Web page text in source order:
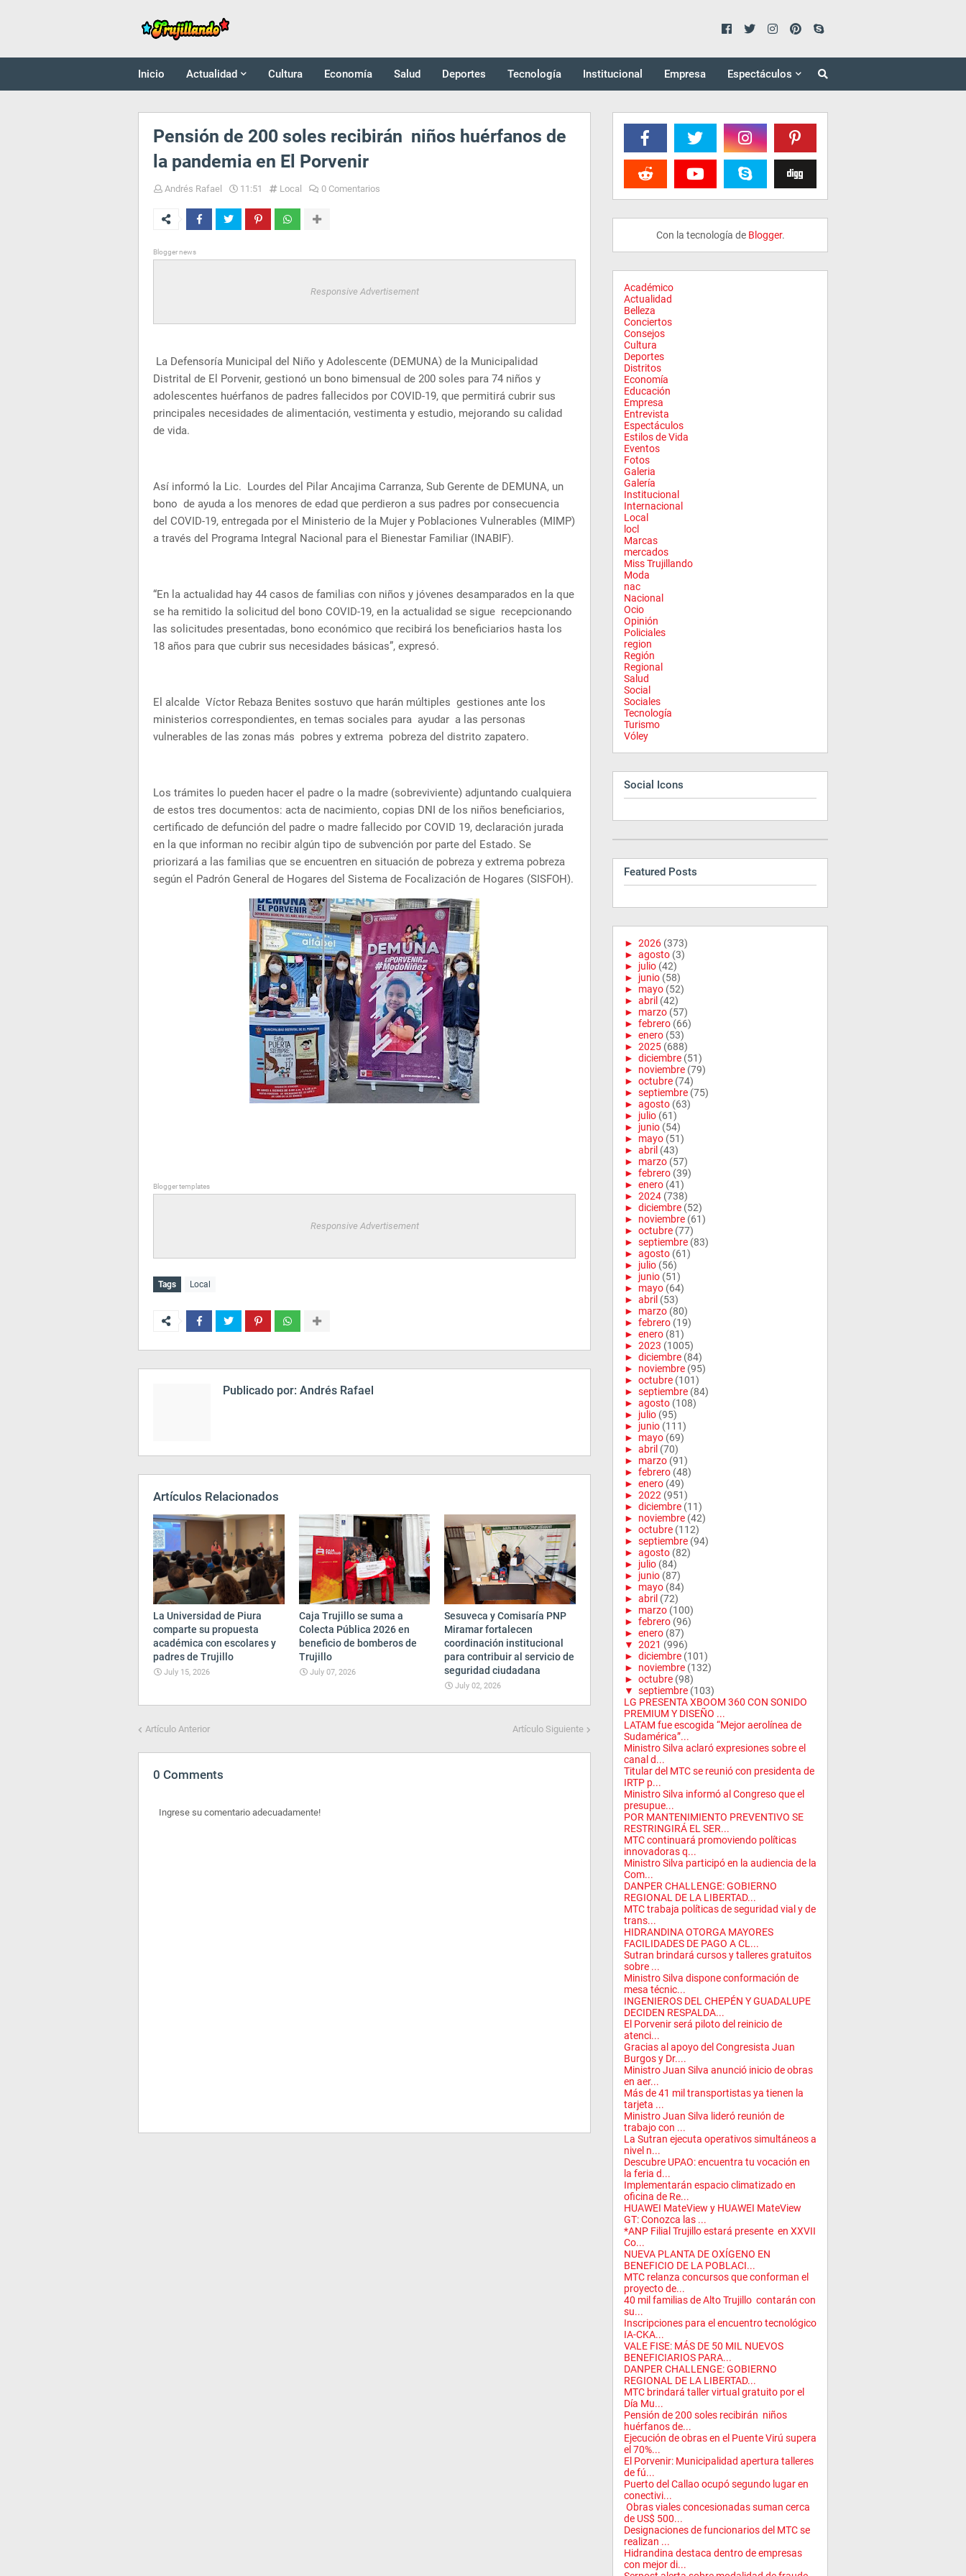
Inicio Actualidad Cultura Economía Salud Deportes Tecnología Institucional Empresa Espectáculos
Pensión de 200 soles recibirán niños huérfanos de
la pandemia en El Porvenir
Andrés Rafael 11:51 Local 0 Comentarios
Blogger news
Responsive Advertisement
La Defensoría Municipal del Niño y Adolescente (DEMUNA) de la Municipalidad
Distrital de El Porvenir, gestionó un bono bimensual de 200 soles para 74 niños y
adolescentes huérfanos de padres fallecidos por COVID-19, que permitirá cubrir sus
principales necesidades de alimentación, vestimenta y estudio, mejorando su calidad
de vida.
Así informó la Lic. Lourdes del Pilar Ancajima Carranza, Sub Gerente de DEMUNA, un
bono de ayuda a los menores de edad que perdieron a sus padres por consecuencia
del COVID-19, entregada por el Ministerio de la Mujer y Poblaciones Vulnerables (MIMP)
a través del Programa Integral Nacional para el Bienestar Familiar (INABIF).
“En la actualidad hay 44 casos de familias con niños y jóvenes desamparados en la que
se ha remitido la solicitud del bono COVID-19, en la actualidad se sigue recepcionando
las solicitudes presentadas, bono económico que recibirá los beneficiarios hasta los
18 años para que cubrir sus necesidades básicas”, expresó.
El alcalde Víctor Rebaza Benites sostuvo que harán múltiples gestiones ante los
ministerios correspondientes, en temas sociales para ayudar a las personas
vulnerables de las zonas más pobres y extrema pobreza del distrito zapatero.
Los trámites lo pueden hacer el padre o la madre (sobreviviente) adjuntando cualquiera
de estos tres documentos: acta de nacimiento, copias DNI de los niños beneficiarios,
certificado de defunción del padre o madre fallecido por COVID 19, declaración jurada
en la que informan no recibir algún tipo de subvención por parte del Estado. Se
priorizará a las familias que se encuentren en situación de pobreza y extrema pobreza
según el Padrón General de Hogares del Sistema de Focalización de Hogares (SISFOH).
Blogger templates
Responsive Advertisement
Tags Local
Publicado por: Andrés Rafael
Artículos Relacionados
La Universidad de Piura
comparte su propuesta
académica con escolares y
padres de Trujillo
July 15, 2026
Caja Trujillo se suma a
Colecta Pública 2026 en
beneficio de bomberos de
Trujillo
July 07, 2026
Sesuveca y Comisaría PNP
Miramar fortalecen
coordinación institucional
para contribuir al servicio de
seguridad ciudadana
July 02, 2026
Artículo Anterior Artículo Siguiente
0 Comments
Ingrese su comentario adecuadamente!
Con la tecnología de Blogger.
Académico
Actualidad
Belleza
Conciertos
Consejos
Cultura
Deportes
Distritos
Economía
Educación
Empresa
Entrevista
Espectáculos
Estilos de Vida
Eventos
Fotos
Galeria
Galería
Institucional
Internacional
Local
locl
Marcas
mercados
Miss Trujillando
Moda
nac
Nacional
Ocio
Opinión
Policiales
region
Región
Regional
Salud
Social
Sociales
Tecnología
Turismo
Vóley
Social Icons
Featured Posts
► 2026 (373)
► agosto (3)
► julio (42)
► junio (58)
► mayo (52)
► abril (42)
► marzo (57)
► febrero (66)
► enero (53)
► 2025 (688)
► diciembre (51)
► noviembre (79)
► octubre (74)
► septiembre (75)
► agosto (63)
► julio (61)
► junio (54)
► mayo (51)
► abril (43)
► marzo (57)
► febrero (39)
► enero (41)
► 2024 (738)
► diciembre (52)
► noviembre (61)
► octubre (77)
► septiembre (83)
► agosto (61)
► julio (56)
► junio (51)
► mayo (64)
► abril (53)
► marzo (80)
► febrero (19)
► enero (81)
► 2023 (1005)
► diciembre (84)
► noviembre (95)
► octubre (101)
► septiembre (84)
► agosto (108)
► julio (95)
► junio (111)
► mayo (69)
► abril (70)
► marzo (91)
► febrero (48)
► enero (49)
► 2022 (951)
► diciembre (11)
► noviembre (42)
► octubre (112)
► septiembre (94)
► agosto (82)
► julio (84)
► junio (87)
► mayo (84)
► abril (72)
► marzo (100)
► febrero (96)
► enero (87)
▼ 2021 (996)
► diciembre (101)
► noviembre (132)
► octubre (98)
▼ septiembre (103)
LG PRESENTA XBOOM 360 CON SONIDO
PREMIUM Y DISEÑO ...
LATAM fue escogida “Mejor aerolínea de
Sudamérica”...
Ministro Silva aclaró expresiones sobre el
canal d...
Titular del MTC se reunió con presidenta de
IRTP p...
Ministro Silva informó al Congreso que el
presupue...
POR MANTENIMIENTO PREVENTIVO SE
RESTRINGIRÁ EL SER...
MTC continuará promoviendo políticas
innovadoras q...
Ministro Silva participó en la audiencia de la
Com...
DANPER CHALLENGE: GOBIERNO
REGIONAL DE LA LIBERTAD...
MTC trabaja políticas de seguridad vial y de
trans...
HIDRANDINA OTORGA MAYORES
FACILIDADES DE PAGO A CL...
Sutran brindará cursos y talleres gratuitos
sobre ...
Ministro Silva dispone conformación de
mesa técnic...
INGENIEROS DEL CHEPÉN Y GUADALUPE
DECIDEN RESPALDA...
El Porvenir será piloto del reinicio de
atenci...
Gracias al apoyo del Congresista Juan
Burgos y Dr....
Ministro Juan Silva anunció inicio de obras
en aer...
Más de 41 mil transportistas ya tienen la
tarjeta ...
Ministro Juan Silva lideró reunión de
trabajo con ...
La Sutran ejecuta operativos simultáneos a
nivel n...
Descubre UPAO: encuentra tu vocación en
la feria d...
Implementarán espacio climatizado en
oficina de Re...
HUAWEI MateView y HUAWEI MateView
GT: Conozca las ...
*ANP Filial Trujillo estará presente en XXVII
Co...
NUEVA PLANTA DE OXÍGENO EN
BENEFICIO DE LA POBLACI...
MTC relanza concursos que conforman el
proyecto de...
40 mil familias de Alto Trujillo contarán con
su...
Inscripciones para el encuentro tecnológico
IA-CKA...
VALE FISE: MÁS DE 50 MIL NUEVOS
BENEFICIARIOS PARA...
DANPER CHALLENGE: GOBIERNO
REGIONAL DE LA LIBERTAD...
MTC brindará taller virtual gratuito por el
Día Mu...
Pensión de 200 soles recibirán niños
huérfanos de...
Ejecución de obras en el Puente Virú supera
el 70%...
El Porvenir: Municipalidad apertura talleres
de fú...
Puerto del Callao ocupó segundo lugar en
conectivi...
Obras viales concesionadas suman cerca
de US$ 500...
Designaciones de funcionarios del MTC se
realizan ...
Hidrandina destaca dentro de empresas
con mejor di...